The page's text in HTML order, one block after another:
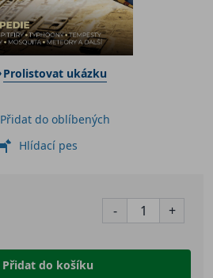
Prolistovat ukázku
- +
Přidat do košíku
Přidat do oblíbených
Hlídací pes